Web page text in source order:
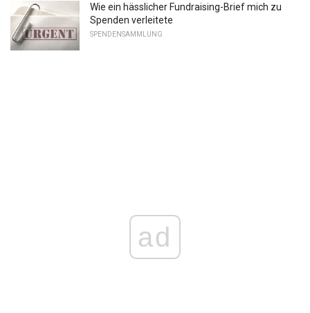
Wie ein hässlicher Fundraising-Brief mich zu
Spenden verleitete
SPENDENSAMMLUNG
ad